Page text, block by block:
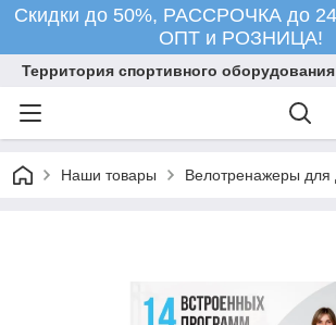
Скидки до 50%, РАССРОЧКА до
ОПТ и РОЗНИЦА!
Территория спортивного оборудования
Наши товары Велотренажеры для